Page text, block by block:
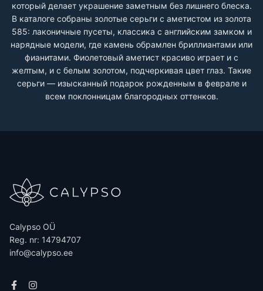
который делает украшение заметным без лишнего блеска.
В каталоге собраны золотые серьги с аметистом из золота
585: лаконичные пусеты, классика с английским замком и
нарядные модели, где камень обрамлен бриллиантами или
фианитами. Фиолетовый аметист красиво играет и с
желтым, и с белым золотом, подчеркивая цвет глаз. Такие
серьги — изысканный подарок рожденным в феврале и
всем поклонницам благородных оттенков.
Calypso OÜ
Reg. nr: 14794707
info@calypso.ee